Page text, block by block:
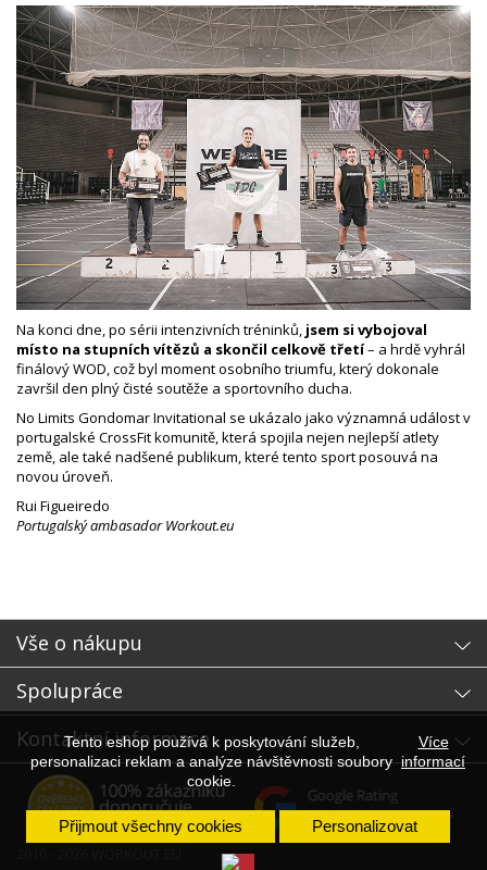
Tento eshop používá k poskytování služeb,
personalizaci reklam a analýze návštěvnosti soubory
cookie.
Více
informací
Přijmout všechny cookies Personalizovat
Na konci dne, po sérii intenzivních tréninků, jsem si vybojoval
místo na stupních vítězů a skončil celkově třetí– a hrdě vyhrál
finálový WOD, což byl moment osobního triumfu, který dokonale
završil den plný čisté soutěže a sportovního ducha.
No Limits Gondomar Invitational se ukázalo jako významná událost v
portugalské CrossFit komunitě, která spojila nejen nejlepší atlety
země, ale také nadšené publikum, které tento sport posouvá na
novou úroveň.
Rui Figueiredo
Portugalský ambasador Workout.eu
Vše o nákupu
Spolupráce
Kontaktní informace